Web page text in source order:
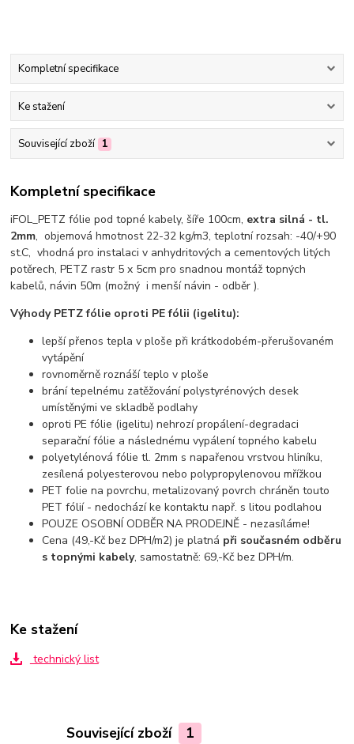
Kompletní specifikace
Ke stažení
Související zboží 1
Kompletní specifikace
iFOL_PETZ fólie pod topné kabely, šíře 100cm, extra silná - tl.
2mm, objemová hmotnost 22-32 kg/m3, teplotní rozsah: -40/+90
st.C, vhodná pro instalaci v anhydritových a cementových litých
potěrech, PETZ rastr 5 x 5cm pro snadnou montáž topných
kabelů, návin 50m (možný i menší návin - odběr ).
Výhody PETZ fólie oproti PE fólii (igelitu):
lepší přenos tepla v ploše při krátkodobém-přerušovaném
vytápění
rovnoměrně roznáší teplo v ploše
brání tepelnému zatěžování polystyrénových desek
umístěnými ve skladbě podlahy
oproti PE fólie (igelitu) nehrozí propálení-degradaci
separační fólie a následnému vypálení topného kabelu
polyetylénová fólie tl. 2mm s napařenou vrstvou hliníku,
zesílená polyesterovou nebo polypropylenovou mřížkou
PET folie na povrchu, metalizovaný povrch chráněn touto
PET fólií - nedochází ke kontaktu např. s litou podlahou
POUZE OSOBNÍ ODBĚR NA PRODEJNĚ - nezasíláme!
Cena (49,-Kč bez DPH/m2) je platná při současném odběru
s topnými kabely, samostatně: 69,-Kč bez DPH/m.
Ke stažení
technický list
Související zboží 1